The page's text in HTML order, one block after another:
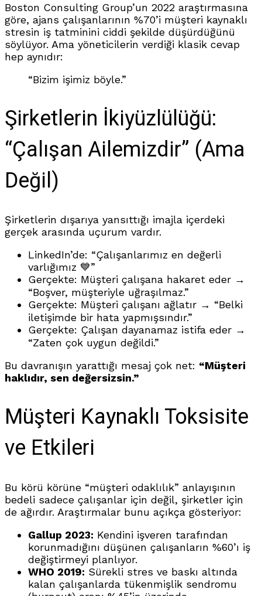
Boston Consulting Group’un 2022 araştırmasına
göre, ajans çalışanlarının %70’i müşteri kaynaklı
stresin iş tatminini ciddi şekilde düşürdüğünü
söylüyor. Ama yöneticilerin verdiği klasik cevap
hep aynıdır:
“Bizim işimiz böyle.”
Şirketlerin İkiyüzlülüğü:
“Çalışan Ailemizdir” (Ama
Değil)
Şirketlerin dışarıya yansıttığı imajla içerdeki
gerçek arasında uçurum vardır.
LinkedIn’de: “Çalışanlarımız en değerli
varlığımız 💙”
Gerçekte: Müşteri çalışana hakaret eder →
“Boşver, müşteriyle uğraşılmaz.”
Gerçekte: Müşteri çalışanı ağlatır → “Belki
iletişimde bir hata yapmışsındır.”
Gerçekte: Çalışan dayanamaz istifa eder →
“Zaten çok uygun değildi.”
Bu davranışın yarattığı mesaj çok net: “Müşteri
haklıdır, sen değersizsin.”
Müşteri Kaynaklı Toksisite
ve Etkileri
Bu körü körüne “müşteri odaklılık” anlayışının
bedeli sadece çalışanlar için değil, şirketler için
de ağırdır. Araştırmalar bunu açıkça gösteriyor:
Gallup 2023: Kendini işveren tarafından
korunmadığını düşünen çalışanların %60’ı iş
değiştirmeyi planlıyor.
WHO 2019: Sürekli stres ve baskı altında
kalan çalışanlarda tükenmişlik sendromu